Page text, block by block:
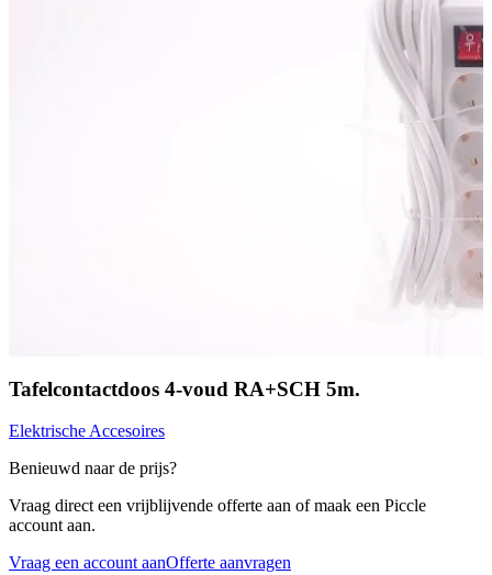
Tafelcontactdoos 4-voud RA+SCH 5m.
Elektrische Accesoires
Benieuwd naar de prijs?
Vraag direct een vrijblijvende offerte aan of maak een Piccle
account aan.
Vraag een account aanOfferte aanvragen